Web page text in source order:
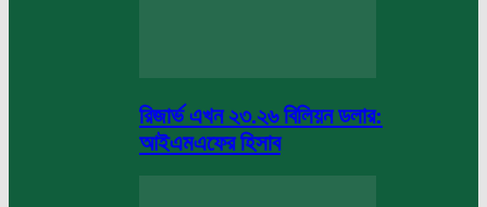
রিজার্ভ এখন ২৩.২৬ বিলিয়ন ডলার:
আইএমএফের হিসাব